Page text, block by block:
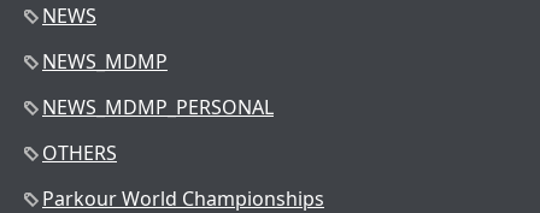
NEWS
NEWS_MDMP
NEWS_MDMP_PERSONAL
OTHERS
Parkour World Championships